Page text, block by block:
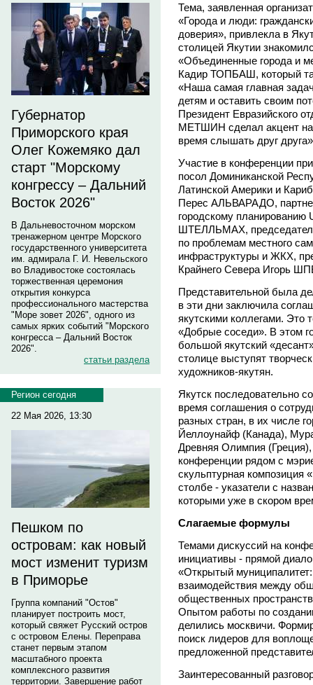
Губернатор
Приморского края
Олег Кожемяко дал
старт "Морскому
конгрессу – Дальний
Восток 2026"
В Дальневосточном морском
тренажерном центре Морского
государственного университета
им. адмирала Г. И. Невельского
во Владивостоке состоялась
торжественная церемония
открытия конкурса
профессионального мастерства
"Море зовет 2026", одного из
самых ярких событий "Морского
конгресса – Дальний Восток
2026".
статьи раздела
Регион сегодня
22 Мая 2026, 13:30
Пешком по
островам: как новый
мост изменит туризм
в Приморье
Группа компаний "Остов"
планирует построить мост,
который свяжет Русский остров
с островом Елены. Переправа
станет первым этапом
масштабного проекта
комплексного развития
территории. Завершение работ
Тема, заявленная
«Города и люди:
доверия», привлекла в
столицей Якутии
«Объединенные города и
Кадир ТОПБАШ, который
«Наша самая главная
детям и оставить своим
Президент Евразийского
МЕТШИН сделал акцент на
время слышать друг
Участие в конференции
посол Доминиканской
Латинской Америки и
Перес АЛЬВАРАДО,
городскому планированию
ШТЕЛЛЬМАХ,
по проблемам местного
инфраструктуры и ЖКХ,
Крайнего Севера Игорь
Представительной была
в эти дни заключила
якутскими коллегами. Это
«Добрые соседи». В этом
большой якутский
столице выступят
художников-якутян.
Якутск последовательно
время соглашения о
разных стран, в их числе
Йеллоунайф (Канада),
Древняя Олимпия
конференции рядом с
скульптурная композиция
столбе - указатели с
которыми уже в скором
Слагаемые формулы
Темами дискуссий на
инициативы - прямой
«Открытый
взаимодействия между
общественных
Опытом работы по
делились москвичи.
поиск лидеров для
предложенной
Заинтересованный